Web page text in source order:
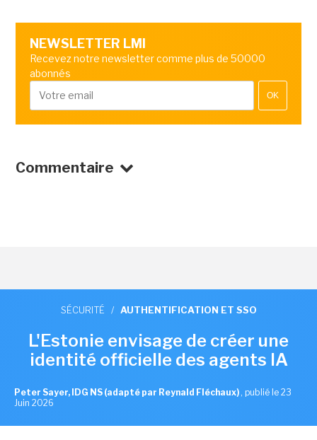
NEWSLETTER LMI
Recevez notre newsletter comme plus de 50000
abonnés
OK
Commentaire
SÉCURITÉ / AUTHENTIFICATION ET SSO
L'Estonie envisage de créer une
identité officielle des agents IA
Peter Sayer, IDG NS (adapté par Reynald Fléchaux) , publié le 23
Juin 2026